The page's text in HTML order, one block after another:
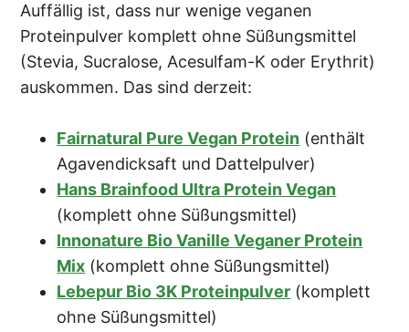
Auffällig ist, dass nur wenige veganen
Proteinpulver komplett ohne Süßungsmittel
(Stevia, Sucralose, Acesulfam-K oder Erythrit)
auskommen. Das sind derzeit:
Fairnatural Pure Vegan Protein (enthält
Agavendicksaft und Dattelpulver)
Hans Brainfood Ultra Protein Vegan
(komplett ohne Süßungsmittel)
Innonature Bio Vanille Veganer Protein
Mix (komplett ohne Süßungsmittel)
Lebepur Bio 3K Proteinpulver (komplett
ohne Süßungsmittel)